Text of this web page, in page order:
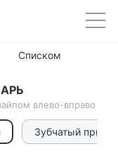
Списком
влево-вправо
Зубчатый